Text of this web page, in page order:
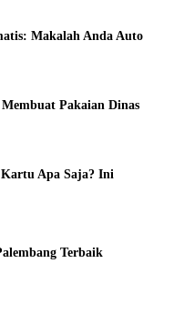
Makalah Anda Auto
Pakaian Dinas
Apa Saja? Ini
Terbaik